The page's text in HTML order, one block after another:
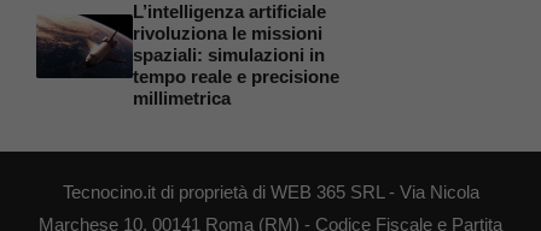
L’intelligenza artificiale
rivoluziona le missioni
spaziali: simulazioni in
tempo reale e precisione
millimetrica
Tecnocino.it di proprietà di WEB 365 SRL - Via Nicola
Marchese 10, 00141 Roma (RM) - Codice Fiscale e Partita